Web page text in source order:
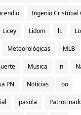
Ingenio Cristóbal
Licey Lidom lL
Meteorológicas MLB
Musica n
PN Noticias oo
pasola